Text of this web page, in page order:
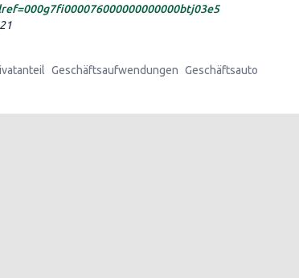
Geschäftsaufwendungen Geschäftsauto